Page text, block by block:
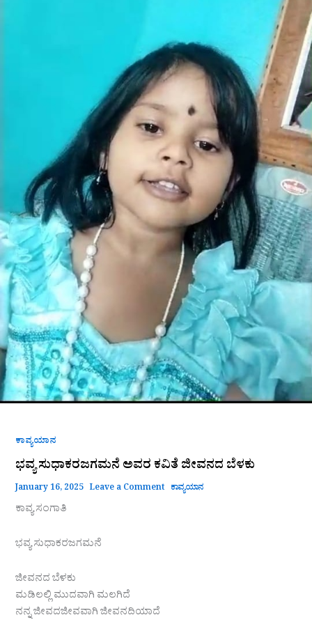
ಕಾವ್ಯಯಾನ
ಭವ್ಯ ಸುಧಾಕರಜಗಮನೆ ಅವರ ಕವಿತೆ ಜೀವನದ ಬೆಳಕು
January 16, 2025 Leave a Comment ಕಾವ್ಯಯಾನ
ಕಾವ್ಯ ಸಂಗಾತಿ
ಭವ್ಯ ಸುಧಾಕರಜಗಮನೆ
ಜೀವನದ ಬೆಳಕು
ಮಡಿಲಲ್ಲಿ ಮುದವಾಗಿ ಮಲಗಿದೆ
ನನ್ನ ಜೀವದಜೀವವಾಗಿ ಜೀವನದಿಯಾದೆ